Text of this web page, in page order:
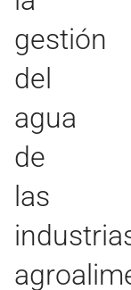
gestión
del
agua
de
las